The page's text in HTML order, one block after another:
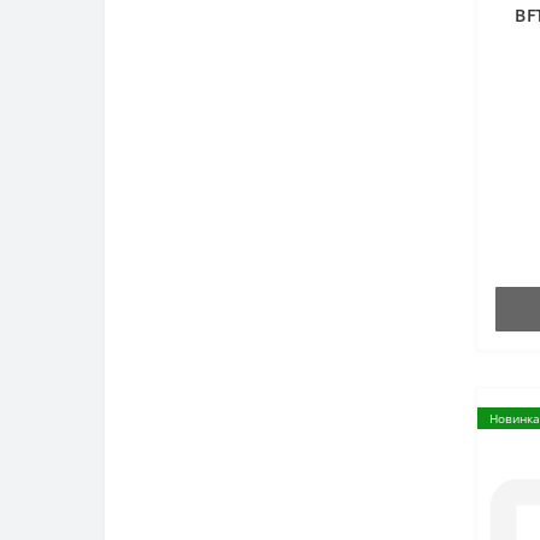
Новинка